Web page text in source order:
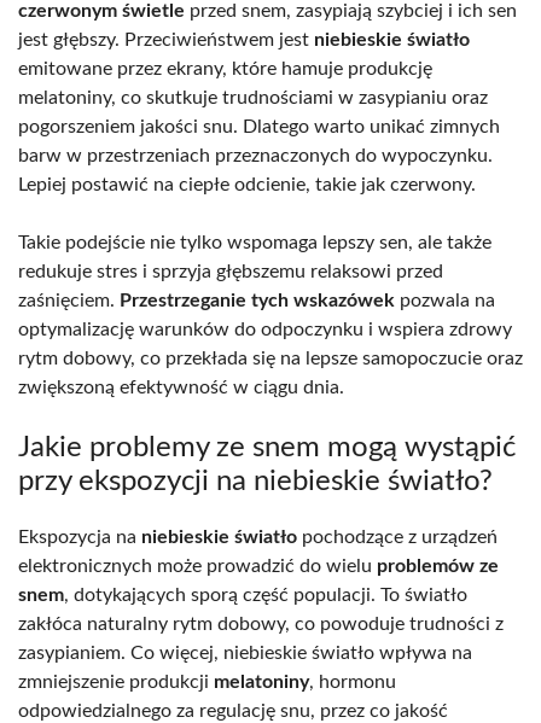
czerwonym świetle przed snem, zasypiają szybciej i ich sen
jest głębszy. Przeciwieństwem jest niebieskie światło
emitowane przez ekrany, które hamuje produkcję
melatoniny, co skutkuje trudnościami w zasypianiu oraz
pogorszeniem jakości snu. Dlatego warto unikać zimnych
barw w przestrzeniach przeznaczonych do wypoczynku.
Lepiej postawić na ciepłe odcienie, takie jak czerwony.
Takie podejście nie tylko wspomaga lepszy sen, ale także
redukuje stres i sprzyja głębszemu relaksowi przed
zaśnięciem. Przestrzeganie tych wskazówek pozwala na
optymalizację warunków do odpoczynku i wspiera zdrowy
rytm dobowy, co przekłada się na lepsze samopoczucie oraz
zwiększoną efektywność w ciągu dnia.
Jakie problemy ze snem mogą wystąpić
przy ekspozycji na niebieskie światło?
Ekspozycja na niebieskie światło pochodzące z urządzeń
elektronicznych może prowadzić do wielu problemów ze
snem, dotykających sporą część populacji. To światło
zakłóca naturalny rytm dobowy, co powoduje trudności z
zasypianiem. Co więcej, niebieskie światło wpływa na
zmniejszenie produkcji melatoniny, hormonu
odpowiedzialnego za regulację snu, przez co jakość